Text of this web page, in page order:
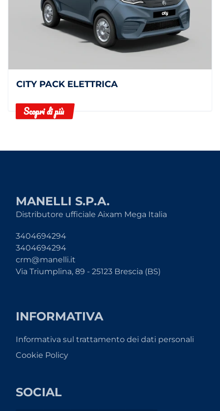
CITY PACK ELETTRICA
Scopri di più
MANELLI S.P.A.
Distributore ufficiale Aixam Mega Italia
3404694294
3404694294
crm@manelli.it
Via Triumplina, 89 - 25123 Brescia (BS)
INFORMATIVA
Informativa sul trattamento dei dati personali
Cookie Policy
SOCIAL